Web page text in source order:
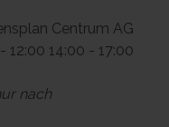
Centrum AG
14:00 - 17:00
nach